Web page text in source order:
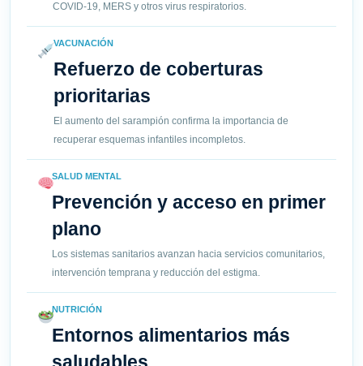
COVID-19, MERS y otros virus respiratorios.
VACUNACIÓN
Refuerzo de coberturas
prioritarias
El aumento del sarampión confirma la importancia de
recuperar esquemas infantiles incompletos.
SALUD MENTAL
Prevención y acceso en primer
plano
Los sistemas sanitarios avanzan hacia servicios comunitarios,
intervención temprana y reducción del estigma.
NUTRICIÓN
Entornos alimentarios más